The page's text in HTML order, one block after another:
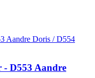
- D553 Aandre